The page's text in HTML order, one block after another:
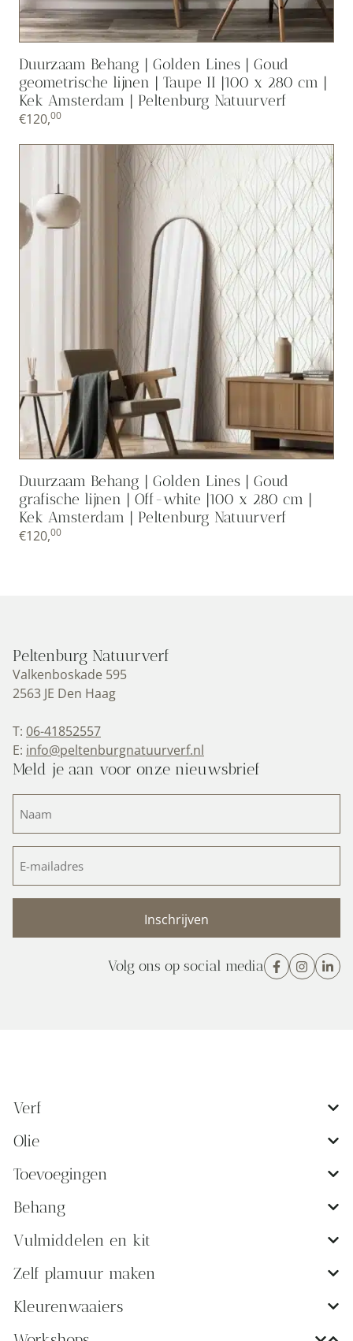
Duurzaam Behang | Golden Lines | Goud
geometrische lijnen | Taupe II |100 x 280 cm |
Kek Amsterdam | Peltenburg Natuurverf
€120,00
Duurzaam Behang | Golden Lines | Goud
grafische lijnen | Off-white |100 x 280 cm |
Kek Amsterdam | Peltenburg Natuurverf
€120,00
Peltenburg Natuurverf
Valkenboskade 595
2563 JE Den Haag
T: 06-41852557
E: info@peltenburgnatuurverf.nl
Meld je aan voor onze nieuwsbrief
(Vereist)
mailadres
Volg ons op social media
Verf
Olie
Toevoegingen
Behang
Vulmiddelen en kit
Zelf plamuur maken
Kleurenwaaiers